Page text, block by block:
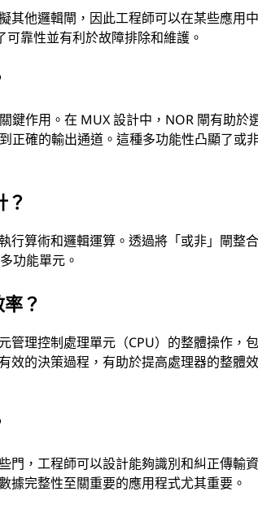
其他邏輯閘，因此工程師可以在某些應用
靠性並有利於故障排除和維護。
鍵作用。在 MUX 設計中，NOR 閘有助於
正確的輸出通道。這種多功能性凸顯了或
行算術和邏輯運算。透過將「或非」閘整
功能單元。
？
管理控制處理單元（CPU）的整體操作，
效的決策過程，有助於提高處理器的整體
門，工程師可以設計能夠識別和糾正傳輸
據完整性至關重要的應用程式尤其重要。